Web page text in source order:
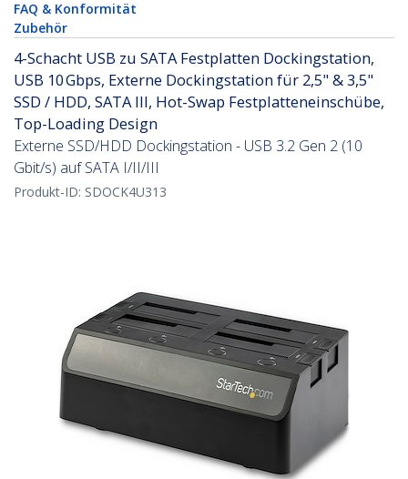
FAQ & Konformität
Zubehör
4-Schacht USB zu SATA Festplatten Dockingstation,
USB 10 Gbps, Externe Dockingstation für 2,5" & 3,5"
SSD / HDD, SATA III, Hot-Swap Festplatteneinschübe,
Top-Loading Design
Externe SSD/HDD Dockingstation - USB 3.2 Gen 2 (10
Gbit/s) auf SATA I/II/III
Produkt-ID: SDOCK4U313